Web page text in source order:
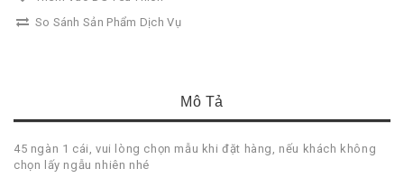
So Sánh Sản Phẩm Dịch Vụ
Mô Tả
45 ngàn 1 cái, vui lòng chọn mẫu khi đặt hàng, nếu khách không
chọn lấy ngẫu nhiên nhé